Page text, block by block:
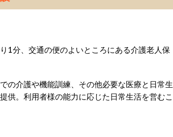
1分、交通の便のよいところにある介護老人保
の介護や機能訓練、その他必要な医療と日常生
供。利用者様の能力に応じた日常生活を営むこ